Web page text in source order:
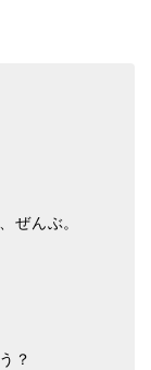
ぜんぶ。
？